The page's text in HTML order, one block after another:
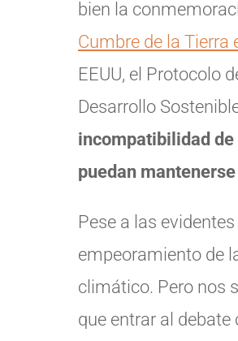
bien la
Cumbre de la Tierra
EEUU, el Protocolo
Desarrollo
incompatibilidad de
puedan
Pese a las
empeoramiento de
climático. Pero nos
que entrar al